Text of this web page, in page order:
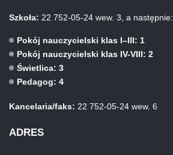
Szkoła: 22 752-05-24 wew. 3, a następnie:
Pokój nauczycielski klas I–III: 1
Pokój nauczycielski klas IV-VIII: 2
Świetlica: 3
Pedagog: 4
Kancelaria/faks: 22 752-05-24 wew. 6
ADRES